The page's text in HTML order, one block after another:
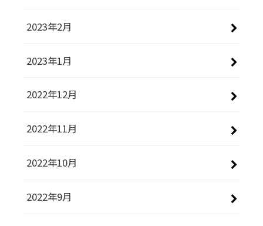
2023年2月
2023年1月
2022年12月
2022年11月
2022年10月
2022年9月